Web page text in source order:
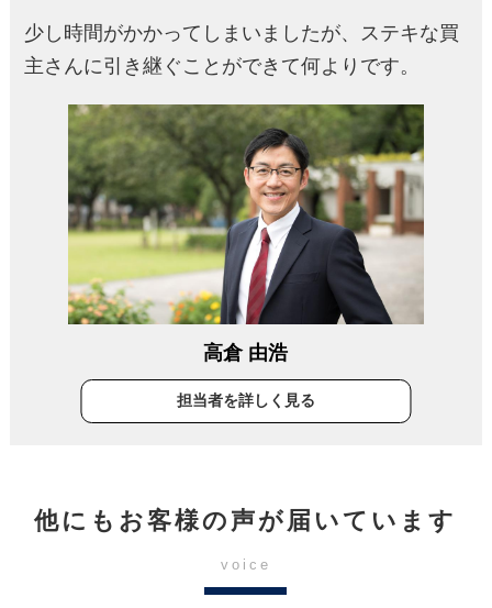
少し時間がかかってしまいましたが、ステキな買
主さんに引き継ぐことができて何よりです。
高倉 由浩
担当者を詳しく見る
他にもお客様の声が届いています
voice